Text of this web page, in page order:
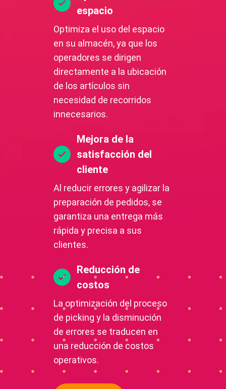
espacio
Optimiza el uso del espacio
en su almacén, ya que los
operadores se dirigen
directamente a la ubicación
de los artículos sin
necesidad de recorridos
innecesarios.
Mejora de la
satisfacción del
cliente
Al reducir errores y agilizar la
preparación de pedidos, se
garantiza una entrega más
rápida y precisa a sus
clientes.
Reducción de
costos
La optimización del proceso
de picking y la disminución
de errores se traducen en
una reducción de costos
operativos.